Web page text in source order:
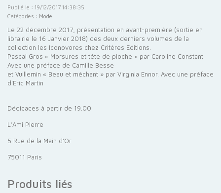
Publié le : 19/12/2017 14:38:35
Catégories : Mode
Le 22 décembre 2017, présentation en avant-première (sortie en
librairie le 16 Janvier 2018) des deux derniers volumes de la
collection les Iconovores chez Critères Editions.
Pascal Gros « Morsures et tête de pioche » par Caroline Constant.
Avec une préface de Camille Besse
et Vuillemin « Beau et méchant » par Virginia Ennor. Avec une préface
d'Eric Martin
Dédicaces à partir de 19.00
L’Ami Pierre
5 Rue de la Main d'Or
75011 Paris
Produits liés